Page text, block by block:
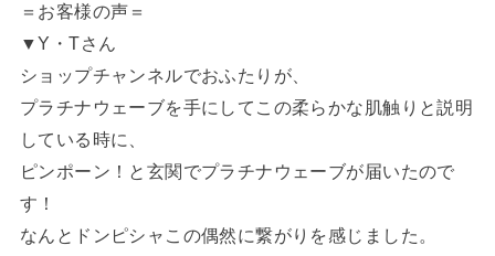
＝お客様の声＝
▼Y・Tさん
ショップチャンネルでおふたりが、
プラチナウェーブを手にしてこの柔らかな肌触りと説明
している時に、
ピンポーン！と玄関でプラチナウェーブが届いたので
す！
なんとドンピシャこの偶然に繋がりを感じました。